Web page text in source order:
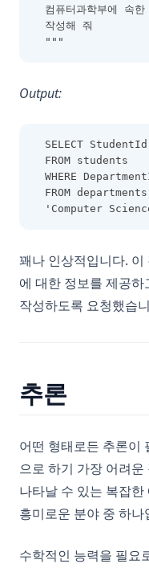
컴퓨터과학부에 속
작성해 줘
"""
Output:
SELECT
FROM students
WHERE
FROM
'Computer
꽤나 인상적입니다.
에 대한 정보를 제공
작성하도록 요청했습
추론
어떤 형태로든 추론이
으로 하기 가장 어려
나타날 수 있는 복잡
흥미로운 분야 중 하나
수학적인 능력을 필요